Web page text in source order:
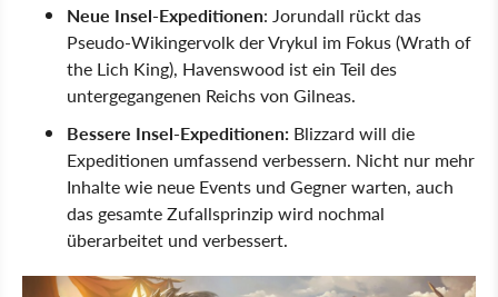
Neue Insel-Expeditionen: Jorundall rückt das
Pseudo-Wikingervolk der Vrykul im Fokus (Wrath of
the Lich King), Havenswood ist ein Teil des
untergegangenen Reichs von Gilneas.
Bessere Insel-Expeditionen: Blizzard will die
Expeditionen umfassend verbessern. Nicht nur mehr
Inhalte wie neue Events und Gegner warten, auch
das gesamte Zufallsprinzip wird nochmal
überarbeitet und verbessert.